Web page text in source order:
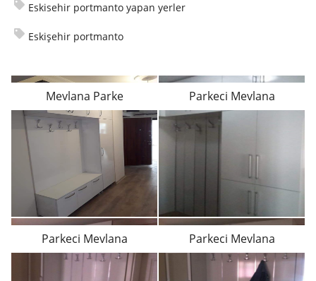
Eskisehir portmanto yapan yerler
Eskişehir portmanto
Mevlana Parke Parkeci Mevlana
Parkeci Mevlana Parkeci Mevlana